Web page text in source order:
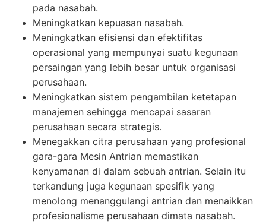
pada nasabah.
Meningkatkan kepuasan nasabah.
Meningkatkan efisiensi dan efektifitas
operasional yang mempunyai suatu kegunaan
persaingan yang lebih besar untuk organisasi
perusahaan.
Meningkatkan sistem pengambilan ketetapan
manajemen sehingga mencapai sasaran
perusahaan secara strategis.
Menegakkan citra perusahaan yang profesional
gara-gara Mesin Antrian memastikan
kenyamanan di dalam sebuah antrian. Selain itu
terkandung juga kegunaan spesifik yang
menolong menanggulangi antrian dan menaikkan
profesionalisme perusahaan dimata nasabah.